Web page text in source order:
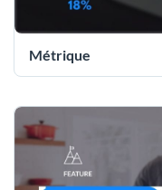
Métrique